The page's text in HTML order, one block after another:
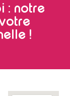
: notre
!